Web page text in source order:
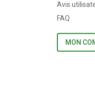
Avis
FAQ
MON